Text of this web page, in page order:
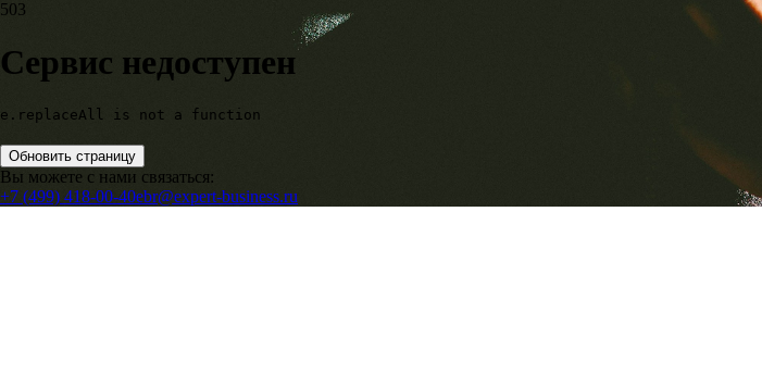
503
Сервис недоступен
e.replaceAll is not a function
Обновить страницу
Вы можете с нами связаться:
+7 (499) 418-00-40ebr@expert-business.ru